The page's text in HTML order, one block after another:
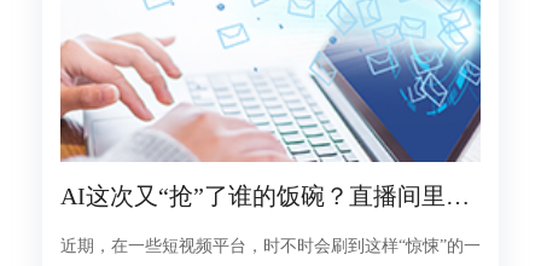
AI这次又“抢”了谁的饭碗？直播间里的
近期，在一些短视频平台，时不时会刷到这样“惊悚”的一